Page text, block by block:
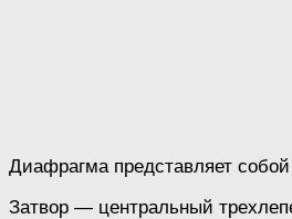
Диафрагма представляет
Затвор — центральный